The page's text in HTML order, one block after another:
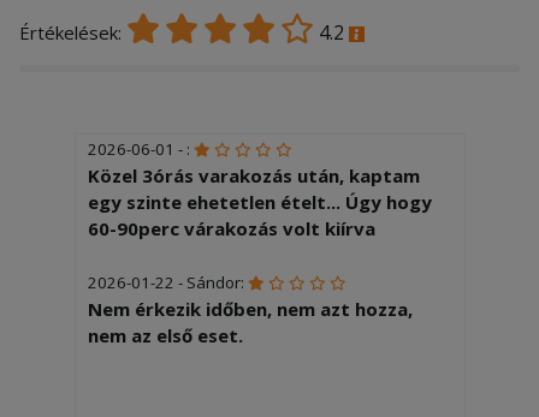
Értékelések: 4.2
2026-06-01 - :
Közel 3órás varakozás után, kaptam
egy szinte ehetetlen ételt... Úgy hogy
60-90perc várakozás volt kiírva
2026-01-22 - Sándor:
Nem érkezik időben, nem azt hozza,
nem az első eset.